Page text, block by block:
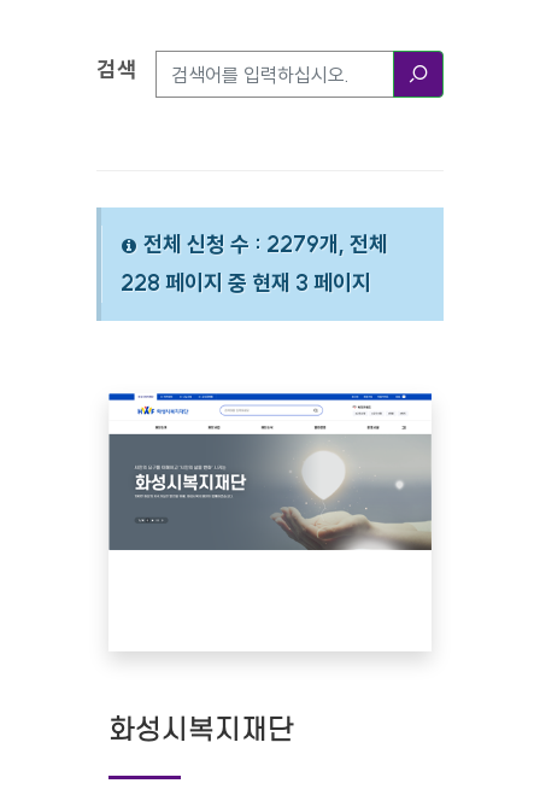
검색옵션
검색
전체 신청 수 : 2279개, 전체
228 페이지 중 현재 3 페이지
화성시복지재단